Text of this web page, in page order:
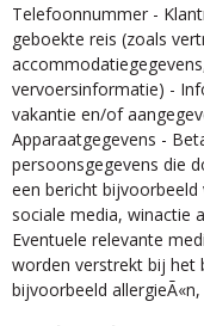
Telefoonnummer -
geboekte reis (zoals
vervoersinformatie) -
vakantie en/of
Apparaatgegevens -
persoonsgegevens die
een bericht
sociale media, winactie
Eventuele relevante
worden verstrekt bij het
bijvoorbeeld